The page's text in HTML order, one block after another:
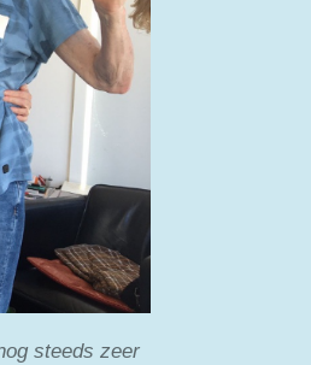
steeds zeer